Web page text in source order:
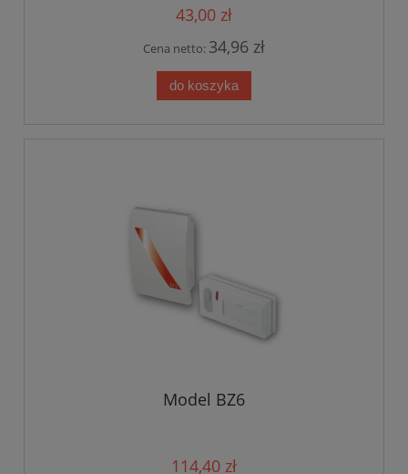
43,00 zł
Cena netto: 34,96 zł
do koszyka
Model BZ6
114,40 zł